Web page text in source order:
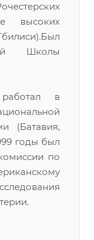
высоких
Школы
в
(Батавия,
годы был
по